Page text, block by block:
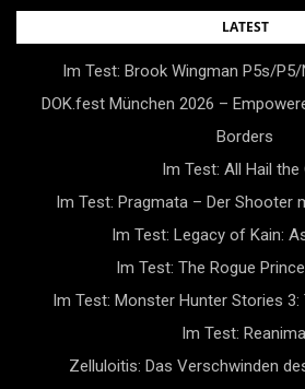
Skip
LATEST
Im Test: Brook Wingman P5s/
DOK.fest München 2026 –
Borders
Im Test: All Hail the
Im Test: Pragmata – Der Shooter
Im Test: Legacy of Kain:
Im Test: The Rogue
Im Test: Monster Hunter Stories
Im Test:
Zelluloitis: Das Verschwinden